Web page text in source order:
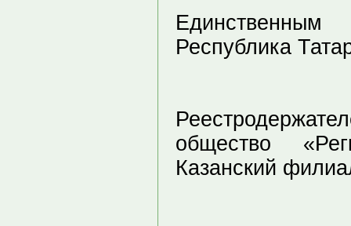
Республика
общество
Казанский